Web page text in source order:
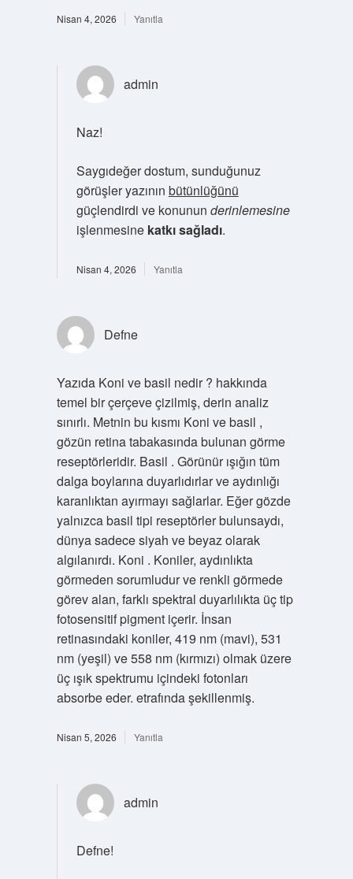
Nisan 4, 2026 Yanıtla
admin
Naz!
Saygıdeğer dostum, sunduğunuz
görüşler yazının bütünlüğünü
güçlendirdi ve konunun derinlemesine
işlenmesine katkı sağladı.
Nisan 4, 2026 Yanıtla
Defne
Yazıda Koni ve basil nedir ? hakkında
temel bir çerçeve çizilmiş, derin analiz
sınırlı. Metnin bu kısmı Koni ve basil ,
gözün retina tabakasında bulunan görme
reseptörleridir. Basil . Görünür ışığın tüm
dalga boylarına duyarlıdırlar ve aydınlığı
karanlıktan ayırmayı sağlarlar. Eğer gözde
yalnızca basil tipi reseptörler bulunsaydı,
dünya sadece siyah ve beyaz olarak
algılanırdı. Koni . Koniler, aydınlıkta
görmeden sorumludur ve renkli görmede
görev alan, farklı spektral duyarlılıkta üç tip
fotosensitif pigment içerir. İnsan
retinasındaki koniler, 419 nm (mavi), 531
nm (yeşil) ve 558 nm (kırmızı) olmak üzere
üç ışık spektrumu içindeki fotonları
absorbe eder. etrafında şekillenmiş.
Nisan 5, 2026 Yanıtla
admin
Defne!